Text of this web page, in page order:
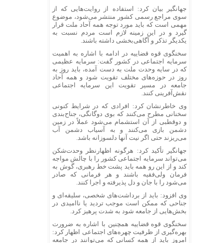
جهانگیر بیان کرد: استفاده از روایت‌هایی که از
سوی مراجع رسمی کشور منتشر می‌شود، موضوع
مهمی است که باید مورد توجه همه آحاد ملت قرار
گیرد و در این زمینه لازم است مردم نسبت به
یکدیگر تذکر و آگاهی‌بخشی داشته باشند.
سخنگوی قوه قضاییه در ادامه با اشاره به اهمیت
سرمایه اجتماعی در کشور گفت: سرمایه عظیمی
که در سایه وحدت ملت به دست آمده، باید روز به
روز در حوزه‌های مختلف تقویت شود و همه آحاد
جامعه در مسیر تقویت این سرمایه اجتماعی
نقش‌آفرینی کنند.
وی خاطرنشان کرد: افرادی که در شرایط کنونی
سخنانی مطرح می‌کنند که بوی دوگانگی، جناح‌بندی
و دوقطبی از آن استشمام می‌شود عملاً در زمین
دشمن بازی می‌کنند و به آسیاب دشمن آب
می‌ریزند حتی اگر نیت آنها دلسوزانه باشد.
جهانگیر تأکید کرد: هرگونه اظهارنظر وحدت‌شکن
می‌تواند سرمایه اجتماعی کشور را با چالش مواجه
کند و از این رو همه باید پشت خط رهبری، گوش به
فرمان ولی‌فقیه باشند و هر فرمانی که صادر
می‌شود را با جان و دل پذیرفته و اجرا کنند.
وی افزود: باید از برداشت‌های شخصی، سلیقه‌ای و
جناحی که ممکن است موجب تردید یا ناامیدی در
بخش‌هایی از جامعه شود به شدت پرهیز کرد.
سخنگوی قوه قضاییه همچنین با اشاره به ضرورت
بهره‌گیری از ظرفیت چهره‌های اجتماعی اظهار کرد:
امروز باید از همه کسانی که می‌توانند در جامعه